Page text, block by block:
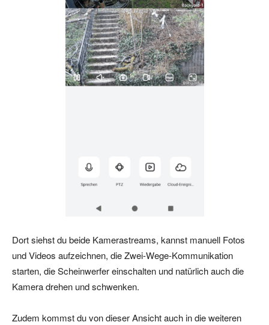
Dort siehst du beide Kamerastreams, kannst manuell Fotos
und Videos aufzeichnen, die Zwei-Wege-Kommunikation
starten, die Scheinwerfer einschalten und natürlich auch die
Kamera drehen und schwenken.
Zudem kommst du von dieser Ansicht auch in die weiteren